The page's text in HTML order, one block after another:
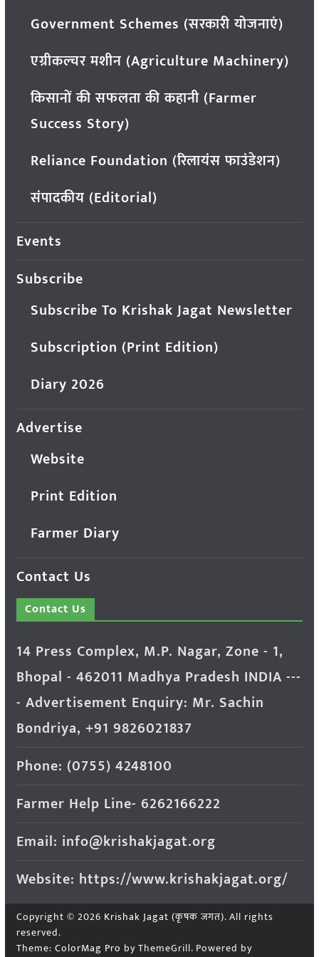
Government Schemes (सरकारी योजनाएं)
एग्रीकल्चर मशीन (Agriculture Machinery)
किसानों की सफलता की कहानी (Farmer
Success Story)
Reliance Foundation (रिलायंस फाउंडेशन)
संपादकीय (Editorial)
Events
Subscribe
Subscribe To Krishak Jagat Newsletter
Subscription (Print Edition)
Diary 2026
Advertise
Website
Print Edition
Farmer Diary
Contact Us
Contact Us
14 Press Complex, M.P. Nagar, Zone - 1,
Bhopal - 462011 Madhya Pradesh INDIA ---
- Advertisement Enquiry: Mr. Sachin
Bondriya, +91 9826021837
Phone: (0755) 4248100
Farmer Help Line- 6262166222
Email: info@krishakjagat.org
Website: https://www.krishakjagat.org/
Copyright © 2026 Krishak Jagat (कृषक जगत). All rights
reserved.
Theme: ColorMag Pro by ThemeGrill. Powered by